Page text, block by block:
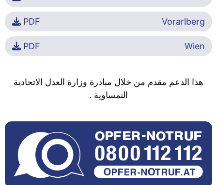
Vorarlberg
PDF
Wien
PDF
هذا الدعم مقدم من خلال مبادرة وزارة العدل الاتحادية
النمساوية .